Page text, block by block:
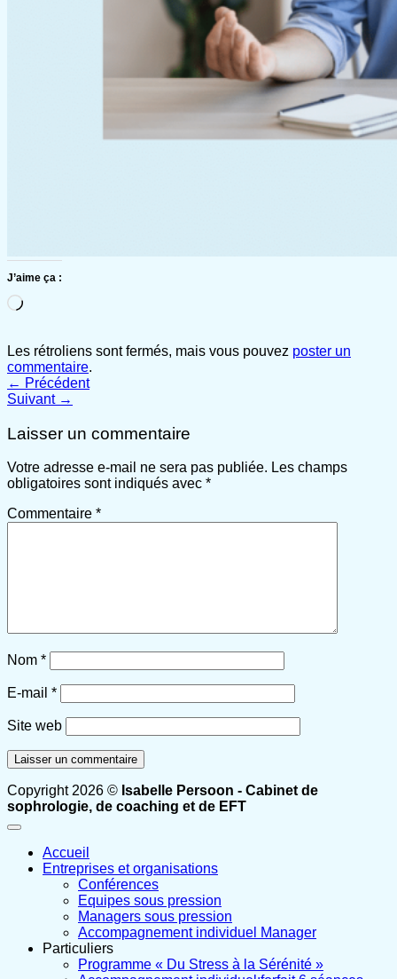
J’aime ça :
Chargement…
Les rétroliens sont fermés, mais vous pouvez poster un
commentaire.
← Précédent
Suivant →
Laisser un commentaire
Votre adresse e-mail ne sera pas publiée. Les champs
obligatoires sont indiqués avec *
Commentaire *
Nom *
E-mail *
Site web
Copyright 2026 © Isabelle Persoon - Cabinet de
sophrologie, de coaching et de EFT
Accueil
Entreprises et organisations
Conférences
Equipes sous pression
Managers sous pression
Accompagnement individuel Manager
Particuliers
Programme « Du Stress à la Sérénité »